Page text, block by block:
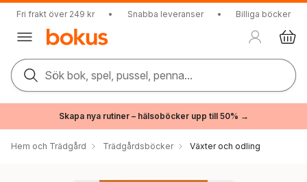
Fri frakt över 249 kr • Snabba leveranser • Billiga böcker
Sök bok, spel, pussel, penna...
Skapa nya rutiner – hälsoböcker upp till 50% →
Hem och Trädgård Trädgårdsböcker Växter och odling